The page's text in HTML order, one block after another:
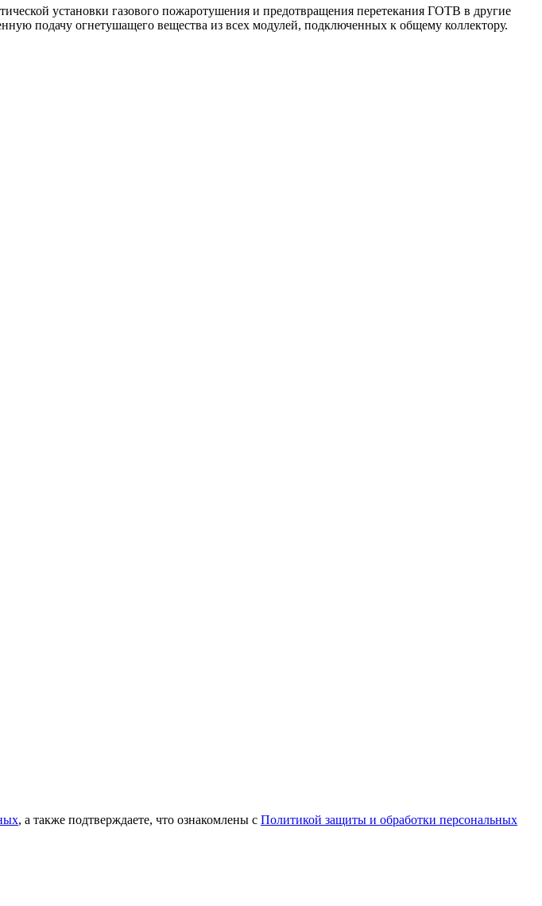
установки газового пожаротушения и предотвращения перетекания ГОТВ в другие
подачу огнетушащего вещества из всех модулей, подключенных к общему коллектору.
, а также подтверждаете, что ознакомлены с Политикой защиты и обработки персональных